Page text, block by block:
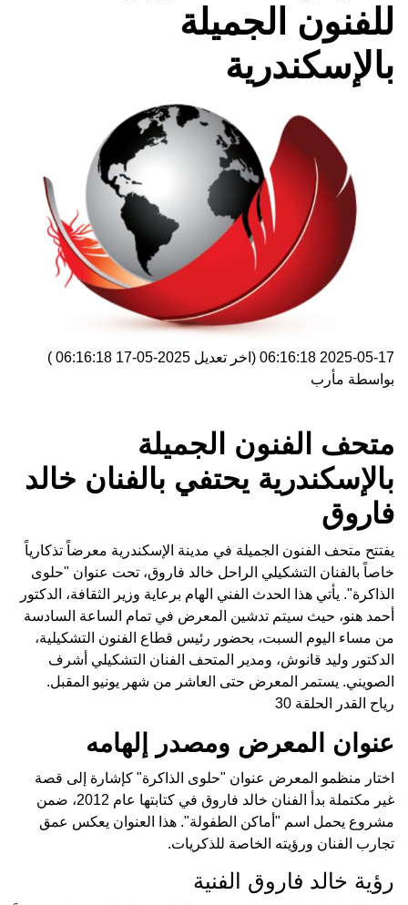
للفنون الجميلة
بالإسكندرية
2025-05-17 06:16:18 (اخر تعديل 2025-05-17 06:16:18
)
بواسطة مأرب
متحف الفنون الجميلة
بالإسكندرية يحتفي بالفنان خالد
فاروق
يفتتح متحف الفنون الجميلة في مدينة الإسكندرية معرضاً تذكارياً
خاصاً بالفنان التشكيلي الراحل خالد فاروق، تحت عنوان "حلوى
الذاكرة". يأتي هذا الحدث الفني الهام برعاية وزير الثقافة، الدكتور
أحمد هنو، حيث سيتم تدشين المعرض في تمام الساعة السادسة
من مساء اليوم السبت، بحضور رئيس قطاع الفنون التشكيلية،
الدكتور وليد قانوش، ومدير المتحف الفنان التشكيلي أشرف
الصويني. يستمر المعرض حتى العاشر من شهر يونيو المقبل.
رياح القدر الحلقة 30
عنوان المعرض ومصدر إلهامه
اختار منظمو المعرض عنوان "حلوى الذاكرة" كإشارة إلى قصة
غير مكتملة بدأ الفنان خالد فاروق في كتابتها عام 2012، ضمن
مشروع يحمل اسم "أماكن الطفولة". هذا العنوان يعكس عمق
تجارب الفنان ورؤيته الخاصة للذكريات.
رؤية خالد فاروق الفنية